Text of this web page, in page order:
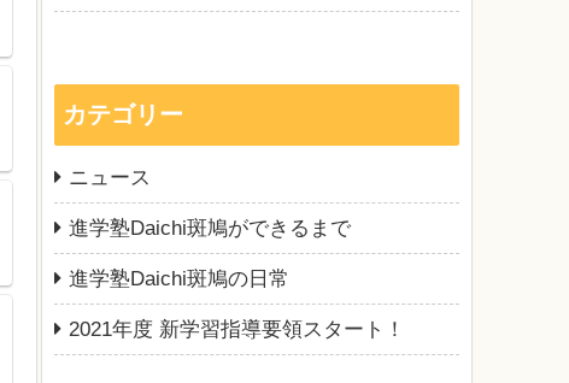
カテゴリー
ニュース
進学塾Daichi斑鳩ができるまで
進学塾Daichi斑鳩の日常
2021年度 新学習指導要領スタート！